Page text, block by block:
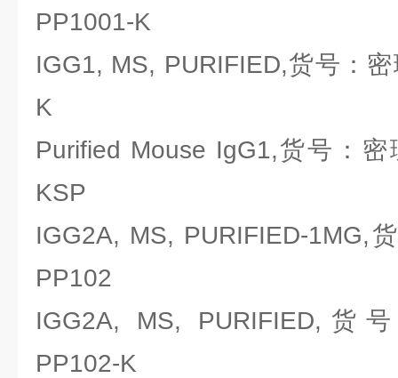
PP1001-K
IGG1, MS, PURIFIED,货号：
K
Purified Mouse IgG1,货号：密
KSP
IGG2A, MS, PURIFIED-1MG,
PP102
IGG2A, MS, PURIFIED,货
PP102-K